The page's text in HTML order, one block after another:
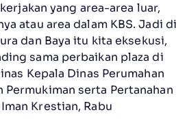
yang area-area luar,
atau area dalam KBS. Jadi di
dan Baya itu kita eksekusi,
sama perbaikan plaza di
Kepala Dinas Perumahan
Permukiman serta Pertanahan
Krestian, Rabu